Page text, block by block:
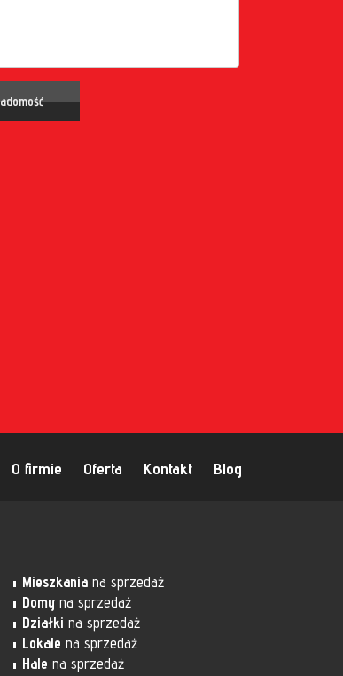
O firmie Oferta Kontakt Blog
Mieszkania na sprzedaż
Domy na sprzedaż
Działki na sprzedaż
Lokale na sprzedaż
Hale na sprzedaż